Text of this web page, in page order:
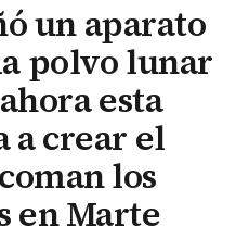
un aparato
polvo lunar
esta
a crear el
los
en Marte